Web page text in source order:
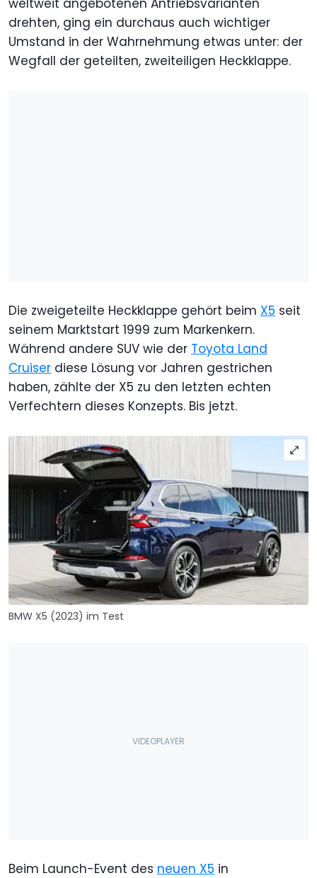
weltweit angebotenen Antriebsvarianten
drehten, ging ein durchaus auch wichtiger
Umstand in der Wahrnehmung etwas unter: der
Wegfall der geteilten, zweiteiligen Heckklappe.
Die zweigeteilte Heckklappe gehört beim X5 seit
seinem Marktstart 1999 zum Markenkern.
Während andere SUV wie der Toyota Land
Cruiser diese Lösung vor Jahren gestrichen
haben, zählte der X5 zu den letzten echten
Verfechtern dieses Konzepts. Bis jetzt.
BMW X5 (2023) im Test
Beim Launch-Event des neuen X5 in